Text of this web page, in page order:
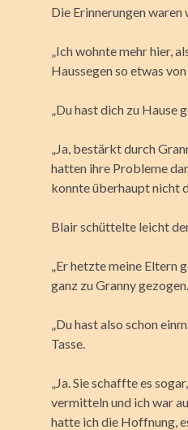
Die Erinnerungen waren
„Ich wohnte mehr hier,
Haussegen so etwas von
„Du hast dich zu Hause
„Ja, bestärkt durch
hatten ihre Probleme
konnte überhaupt nicht
Blair schüttelte leicht
„Er hetzte meine Eltern
ganz zu Granny gezogen.
„Du hast also schon
Tasse.
„Ja. Sie schaffte es
vermitteln und ich war
hatte ich die Hoffnung,